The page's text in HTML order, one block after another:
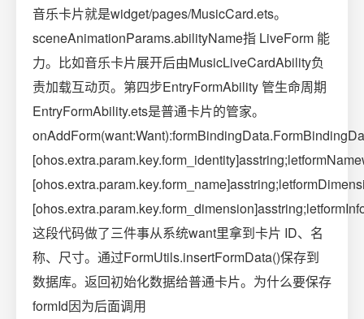
音乐卡片就是widget/pages/MusicCard.ets。
sceneAnimationParams.abilityName指 LiveForm 能
力。比如音乐卡片展开后由MusicLiveCardAbility负
责加载互动页。第四步EntryFormAbility 管生命周期
EntryFormAbility.ets是普通卡片的管家。
这段代码做了三件事从系统want里拿到卡片 ID、名
称、尺寸。通过FormUtils.insertFormData()保存到
数据库。返回初始化数据给普通卡片。为什么要保存
formId因为后面调用